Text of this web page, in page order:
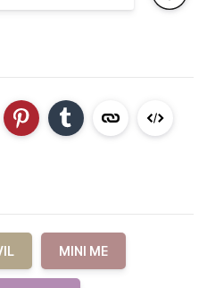
MINI ME